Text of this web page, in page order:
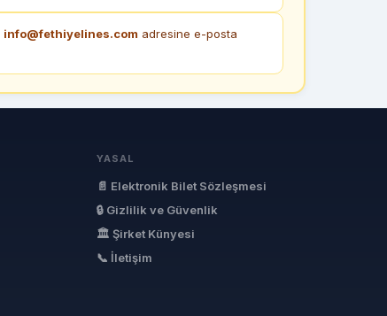
info@fethiyelines.com adresine e-posta
YASAL
📄 Elektronik Bilet Sözleşmesi
🔒 Gizlilik ve Güvenlik
🏛 Şirket Künyesi
📞 İletişim